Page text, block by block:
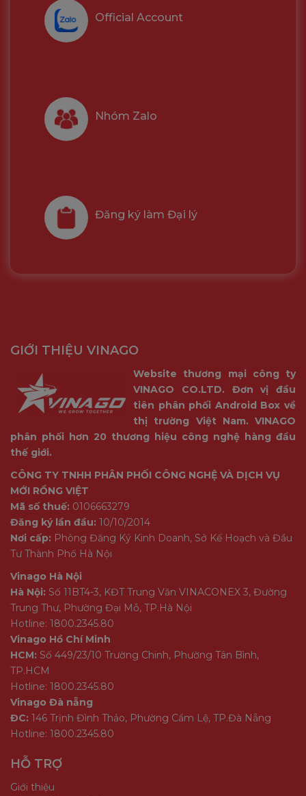
Official Account
Nhóm Zalo
Đăng ký làm Đại lý
GIỚI THIỆU VINAGO
Website thương mại công ty
VINAGO CO.LTD. Đơn vị đầu
tiên phân phối Android Box về
thị trường Việt Nam. VINAGO
phân phối hơn 20 thương hiệu công nghệ hàng đầu
thế giới.
CÔNG TY TNHH PHÂN PHỐI CÔNG NGHỆ VÀ DỊCH VỤ
MỚI RỒNG VIỆT
Mã số thuế: 0106663279
Đăng ký lần đầu: 10/10/2014
Nơi cấp: Phòng Đăng Ký Kinh Doanh, Sở Kế Hoạch và Đầu
Tư Thành Phố Hà Nội
Vinago Hà Nội
Hà Nội: Số 11BT4-3, KĐT Trung Văn VINACONEX 3, Đường
Trung Thư, Phường Đại Mỗ, TP.Hà Nội
Hotline: 1800.2345.80
Vinago Hồ Chí Minh
HCM: Số 449/23/10 Trường Chinh, Phường Tân Bình,
TP.HCM
Hotline: 1800.2345.80
Vinago Đà nẵng
ĐC: 146 Trịnh Đình Thảo, Phường Cẩm Lệ, TP.Đà Nẵng
Hotline: 1800.2345.80
HỖ TRỢ
Giới thiệu